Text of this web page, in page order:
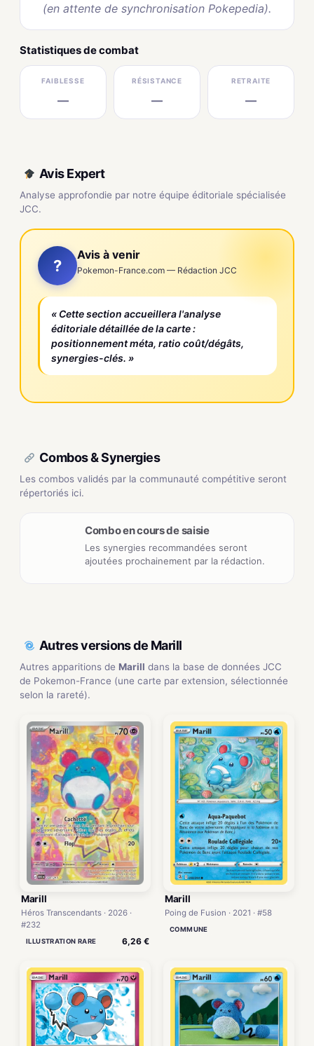
(en attente de synchronisation Pokepedia).
Statistiques de combat
FAIBLESSE
—
RÉSISTANCE
—
RETRAITE
—
Avis Expert
Analyse approfondie par notre équipe éditoriale spécialisée
JCC.
?
Avis à venir
Pokemon-France.com — Rédaction JCC
« Cette section accueillera l'analyse
éditoriale détaillée de la carte :
positionnement méta, ratio coût/dégâts,
synergies-clés. »
Combos & Synergies
Les combos validés par la communauté compétitive seront
répertoriés ici.
Combo en cours de saisie
Les synergies recommandées seront
ajoutées prochainement par la rédaction.
Autres versions de Marill
Autres apparitions de Marill dans la base de données JCC
de Pokemon-France (une carte par extension, sélectionnée
selon la rareté).
Marill
Héros Transcendants · 2026 ·
#232
ILLUSTRATION RARE 6,26 €
Marill
Poing de Fusion · 2021 · #58
COMMUNE